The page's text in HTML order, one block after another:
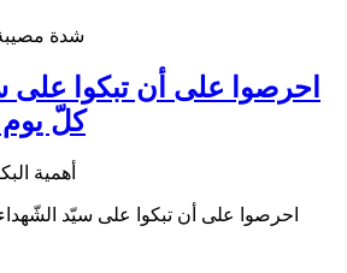
احرصوا على أن تبكوا على
كلّ
أهمية